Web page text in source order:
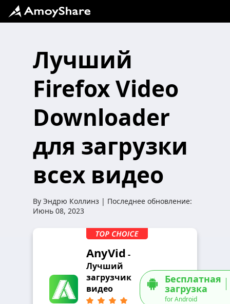
Лучший
Firefox Video
Downloader
для загрузки
всех видео
By Эндрю Коллинз | Последнее обновление:
Июнь 08, 2023
AnyVid -
Лучший
загрузчик
видео
Бесплатная
загрузка
for Android